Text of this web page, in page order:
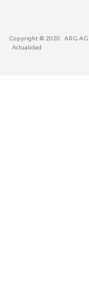
Copyright © 2020
ARG-
Actualidad